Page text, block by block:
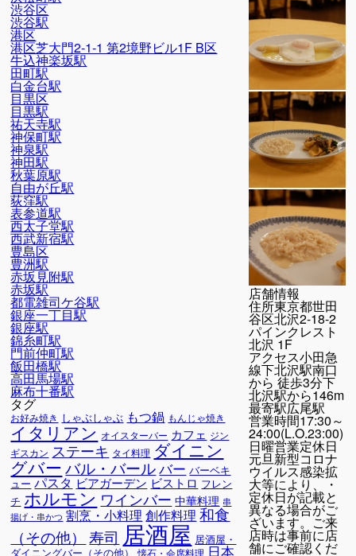
渋谷区
渋谷駅
港区
港区芝大門2-1-1 第2境野ビル1F B区
牛込神楽坂駅
田町駅
白金台駅
目黒区
目黒駅
祐天寺駅
神保町駅
神泉駅
神田駅
秋葉原駅
自由が丘駅
荻窪駅
表参道駅
西太子堂駅
西武新宿駅
豊島区
豊洲駅
赤坂見附駅
赤坂駅
都電雑司ケ谷駅
銀座一丁目駅
銀座駅
錦糸町駅
門前仲町駅
飯田橋駅
高田馬場駅
麻布十番駅
タグ
お好み焼き しゃぶしゃぶ もつ鍋 もんじゃ焼き
イタリアン オイスターバー カフェ ジン
ギスカン ステーキ タイ料理 ダイニン
グバーバル・バールバー バーベキ
ュー パスタ ビアガーデン ビストロ フレン
チ ホルモン ワインバー 中華料理 串
揚げ・串かつ 割烹・小料理 創作料理 和食
（その他）
寿司 居酒屋 居酒屋・
ダイニングバー（その他）
懐石・会席料理 日本
店舗情報
住所東京都世田
谷区北沢2-18-2
パインクレスト
北沢 1F
アクセス小田急
線下北沢駅南口
から 徒歩3分下
北沢駅から146m
最寄駅広尾駅
営業時間17:30～
24:00(L.O.23:00)
日曜営業定休日
元旦新型コロナ
ウイルス感染拡
大等により、・
定休日が記載と
異なる場合がご
ざいます。ご来
店時は事前に店
舗にご確認くだ